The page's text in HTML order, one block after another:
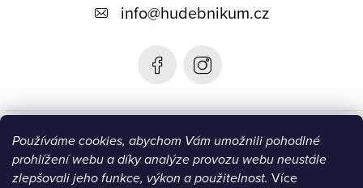
Používáme cookies, abychom Vám umožnili pohodlné
prohlížení webu a díky analýze provozu webu neustále
zlepšovali jeho funkce, výkon a použitelnost. Více
info@hudebnikum.cz
Informace
Blog